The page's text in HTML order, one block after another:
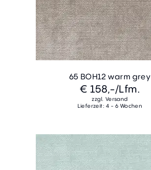
65 BOH12 warm grey
€ 158,-/Lfm.
zzgl. Versand
Lieferzeit: 4 - 6 Wochen